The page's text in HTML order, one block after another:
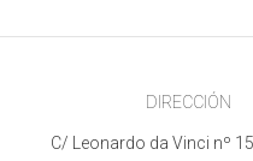
DIRECCIÓN
C/ Leonardo da Vinci nº